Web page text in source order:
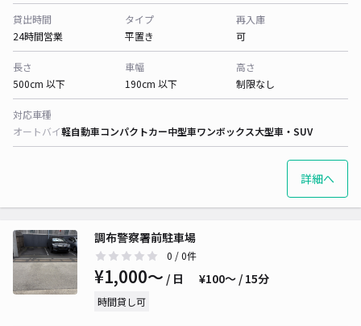
貸出時間
24時間営業
タイプ
平置き
再入庫
可
長さ
500cm 以下
車幅
190cm 以下
高さ
制限なし
対応車種
オートバイ軽自動車コンパクトカー中型車ワンボックス大型車・SUV
詳細へ
調布警察署前駐車場
0 / 0件
¥1,000〜 / 日 ¥100〜 / 15分
時間貸し可